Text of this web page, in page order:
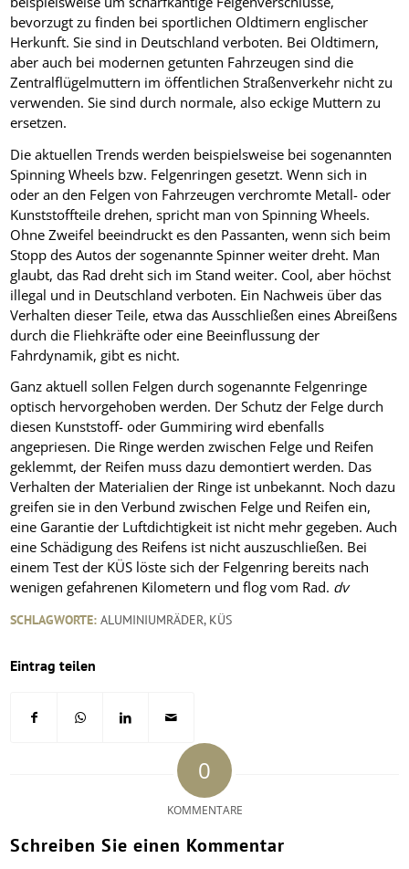
bevorzugt zu finden bei sportlichen Oldtimern englischer
Herkunft. Sie sind in Deutschland verboten. Bei Oldtimern,
aber auch bei modernen getunten Fahrzeugen sind die
Zentralflügelmuttern im öffentlichen Straßenverkehr nicht zu
verwenden. Sie sind durch normale, also eckige Muttern zu
ersetzen.
Die aktuellen Trends werden beispielsweise bei sogenannten
Spinning Wheels bzw. Felgenringen gesetzt. Wenn sich in
oder an den Felgen von Fahrzeugen verchromte Metall- oder
Kunststoffteile drehen, spricht man von Spinning Wheels.
Ohne Zweifel beeindruckt es den Passanten, wenn sich beim
Stopp des Autos der sogenannte Spinner weiter dreht. Man
glaubt, das Rad dreht sich im Stand weiter. Cool, aber höchst
illegal und in Deutschland verboten. Ein Nachweis über das
Verhalten dieser Teile, etwa das Ausschließen eines Abreißens
durch die Fliehkräfte oder eine Beeinflussung der
Fahrdynamik, gibt es nicht.
Ganz aktuell sollen Felgen durch sogenannte Felgenringe
optisch hervorgehoben werden. Der Schutz der Felge durch
diesen Kunststoff- oder Gummiring wird ebenfalls
angepriesen. Die Ringe werden zwischen Felge und Reifen
geklemmt, der Reifen muss dazu demontiert werden. Das
Verhalten der Materialien der Ringe ist unbekannt. Noch dazu
greifen sie in den Verbund zwischen Felge und Reifen ein,
eine Garantie der Luftdichtigkeit ist nicht mehr gegeben. Auch
eine Schädigung des Reifens ist nicht auszuschließen. Bei
einem Test der KÜS löste sich der Felgenring bereits nach
wenigen gefahrenen Kilometern und flog vom Rad. dv
SCHLAGWORTE: ALUMINIUMRÄDER, KÜS
Eintrag teilen
0
KOMMENTARE
Schreiben Sie einen Kommentar